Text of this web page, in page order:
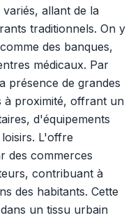
allant de la
traditionnels. On y
des banques,
médicaux. Par
présence de grandes
à proximité, offrant un
d'équipements
L'offre
des commerces
contribuant à
des habitants. Cette
un tissu urbain